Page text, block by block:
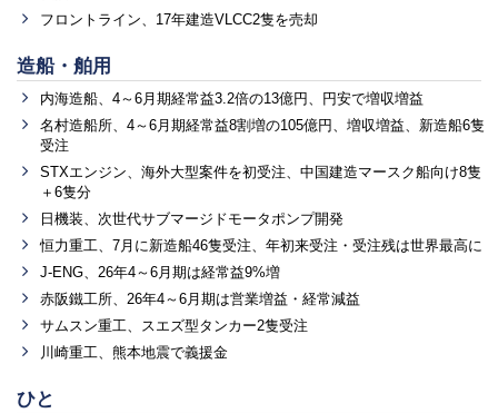
フロントライン、17年建造VLCC2隻を売却
造船・舶用
内海造船、4～6月期経常益3.2倍の13億円、円安で増収増益
名村造船所、4～6月期経常益8割増の105億円、増収増益、新造船6隻
受注
STXエンジン、海外大型案件を初受注、中国建造マースク船向け8隻
＋6隻分
日機装、次世代サブマージドモータポンプ開発
恒力重工、7月に新造船46隻受注、年初来受注・受注残は世界最高に
J-ENG、26年4～6月期は経常益9%増
赤阪鐵工所、26年4～6月期は営業増益・経常減益
サムスン重工、スエズ型タンカー2隻受注
川崎重工、熊本地震で義援金
ひと